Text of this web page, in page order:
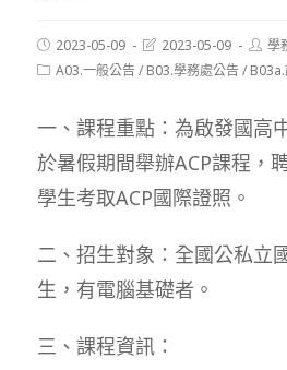
Post
published:
2023-05-09
Post
modified:
2023-05-09
Post學
PostA03.一般公告/ B03.學務處公告/
一、課程重點：為啟發國高
於暑假期間舉辦ACP課程，
學生考取ACP國際證照。
二、招生對象：全國公私立
生，有電腦基礎者。
三、課程資訊：